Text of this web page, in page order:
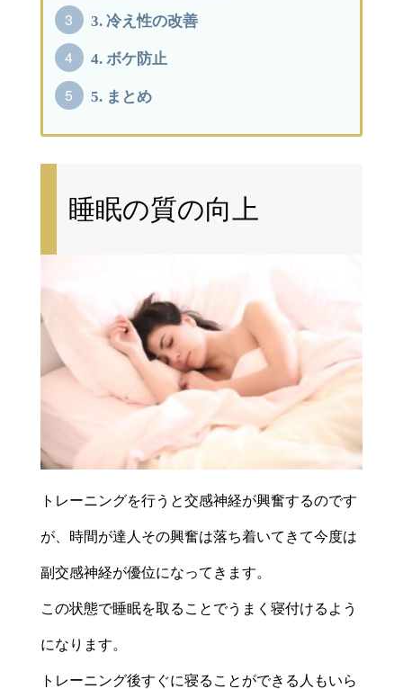
3.冷え性の改善
4.ボケ防止
5.まとめ
睡眠の質の向上
トレーニングを行うと交感神経が興奮するのです
が、時間が達人その興奮は落ち着いてきて今度は
副交感神経が優位になってきます。
この状態で睡眠を取ることでうまく寝付けるよう
になります。
トレーニング後すぐに寝ることができる人もいら